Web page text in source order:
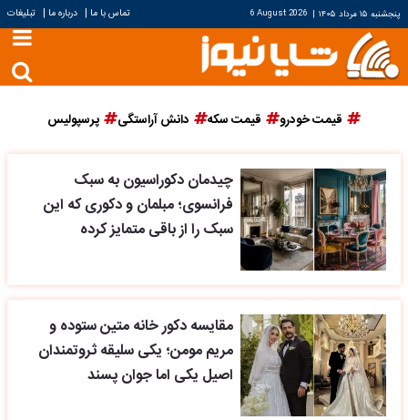
پنجشنبه ۱۵ مرداد ۱۴۰۵ |
6 August 2026 تماس با ما | درباره ما | تبلیغات
قیمت خودرو قیمت سکه دانش آراستگی پرسپولیس
چیدمان دکوراسیون به سبک
فرانسوی؛ مبلمان و دکوری که این
سبک را از باقی متمایز کرده
مقایسه دکور خانه متین ستوده و
مریم مومن؛ یکی سلیقه ثروتمندان
اصیل یکی اما جوان پسند